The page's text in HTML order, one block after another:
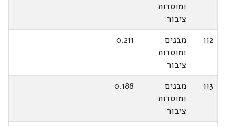
ומוסדות
ציבור
112
מבנים
ומוסדות
ציבור
0.211
113
מבנים
ומוסדות
ציבור
0.188